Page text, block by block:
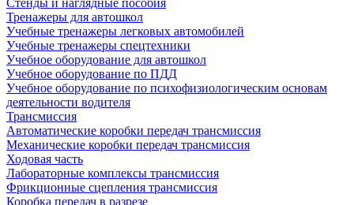
Стенды и наглядные пособия
Тренажеры для автошкол
Учебные тренажеры легковых автомобилей
Учебные тренажеры спецтехники
Учебное оборудование для автошкол
Учебное оборудование по ПДД
Учебное оборудование по психофизиологическим основам
деятельности водителя
Трансмиссия
Автоматические коробки передач трансмиссия
Механические коробки передач трансмиссия
Ходовая часть
Лабораторные комплексы трансмиссия
Фрикционные сцепления трансмиссия
Коробка передач в разрезе